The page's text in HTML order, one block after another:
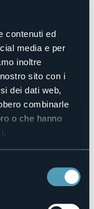
contenuti ed
media e per
inoltre
sito con i
dei dati web,
combinarle
o che hanno
i
locali, dal
gruppi folkloristici
il giro del
per lo
tipici.
da Premia